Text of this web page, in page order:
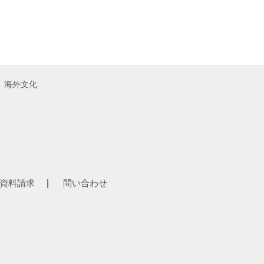
海外文化
資料請求 問い合わせ